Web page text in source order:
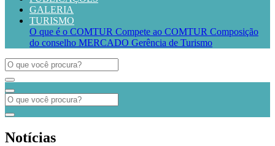
GALERIA
TURISMO
O que é o COMTUR Compete ao COMTUR Composição
do conselho MERCADO Gerência de Turismo
Notícias